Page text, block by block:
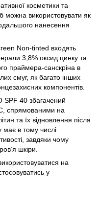
косметики та
можна використовувати як
нанесення
Non-tinted входять
3,8% оксид цинку та
праймера-санскріна в
смуг, як багато інших
компонентів.
40 збагачений
спрямованими на
та їх відновлення після
має в тому числі
завдяки чому
шкіри.
на
у